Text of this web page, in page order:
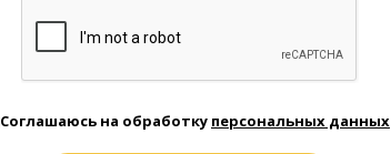
Соглашаюсь на обработку персональных данных